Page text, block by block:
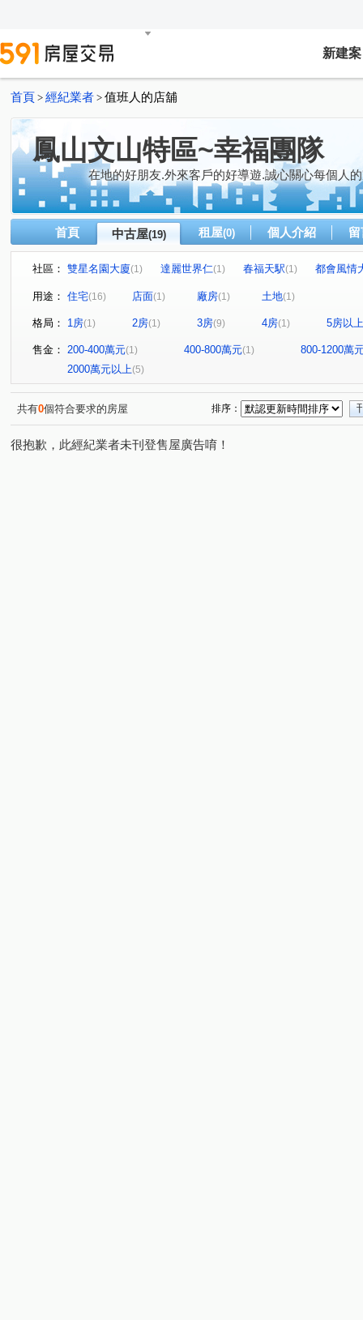
新建案
首頁 > 經紀業者 > 值班人的店舖
鳳山文山特區~幸福團隊
在地的好朋友.外來客戶的好導遊.誠心關心每個人
首頁 中古屋(19) 租屋(0) 個人介紹
社區： 雙星名園大廈(1) 達麗世界仁(1) 春福天駅(1)
都會風情
松鶴
捷運新都心六期 (1) 愛上城
廣東二街
太子路 拷潭路 真君路
中山東
文樂街(1) 光遠路 懷安街(1) 鳳學路 正忠路(1)
慈英街(1)
用途： 住宅(16) 店面(1) 廠房(1) 土地(1)
格局： 1房(1) 2房(1) 3房(9) 4房(1) 5房以上
售金： 200-400萬元(1) 400-800萬元(1)
800-1200萬
2000萬元以上(5)
共有0個符合要求的房屋 排序：
很抱歉，此經紀業者未刊登售屋廣告唷！